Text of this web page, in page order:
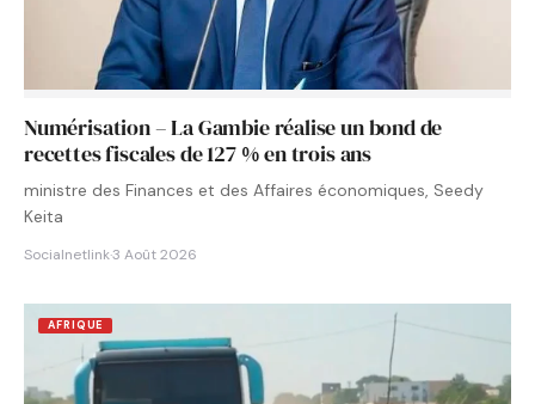
Numérisation – La Gambie réalise un bond de
recettes fiscales de 127 % en trois ans
ministre des Finances et des Affaires économiques, Seedy
Keita
Socialnetlink·3 Août 2026
AFRIQUE